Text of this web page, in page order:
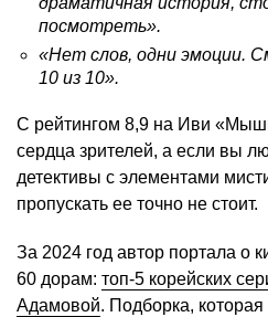
посмотреть».
«Нет слов, одни эмоции.
10 из 10».
С рейтингом 8,9 на Иви
сердца зрителей, а если вы
детективы с элементами
пропускать ее точно не стоит.
За 2024 год автор портала о
60 дорам: топ-5 корейских
Адамовой. Подборка,